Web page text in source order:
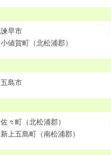
諫早市
小値賀町（北松浦郡）
五島市
佐々町（北松浦郡）
新上五島町（南松浦郡）